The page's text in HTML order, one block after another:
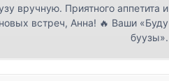
вручную. Приятного аппетита и
встреч, Анна! 🔥 Ваши «Буду
буузы».